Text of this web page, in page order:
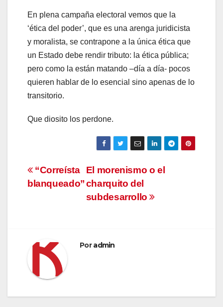
En plena campaña electoral vemos que la
‘ética del poder’, que es una arenga juridicista
y moralista, se contrapone a la única ética que
un Estado debe rendir tributo: la ética pública;
pero como la están matando –día a día- pocos
quieren hablar de lo esencial sino apenas de lo
transitorio.
Que diosito los perdone.
Navegación
de
entradas
El morenismo o el
charquito del
subdesarrollo
“Correísta
blanqueado”
Poradmin